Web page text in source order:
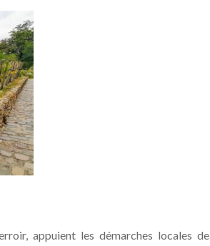
appuient les démarches locales de